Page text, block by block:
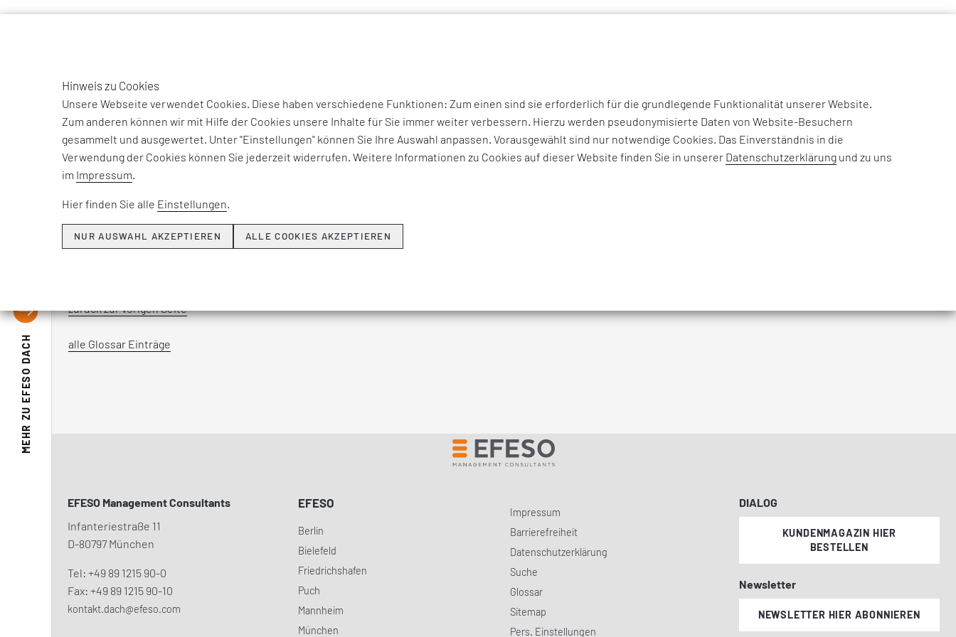
MEHR ZU
EFESO DACH
EFESO Management Consultants
BEGRIFFSERKLÄRUNG: ROUTER
Netzwerk-Gerät zur Identifikation des nächsten Punkts im Netzwerk, an den ein bestimmtes Datenpaket gesendet werden soll. Dabei verbindet er mindestens zwei Netzwerke
und bestimmt das Ziel des Datenpakets durch eine Statusprüfung der Netzwerke. Typische Anwendung ist der klassische WLAN-Router, der Endgeräte mit dem Internet
verbindet.
zurück zur vorigen Seite
alle Glossar Einträge
EFESO Management Consultants
Infanteriestraße 11
D-80797 München
Tel: +49 89 1215 90-0
Fax: +49 89 1215 90-10
kontakt.dach@efeso.com
EFESO
Berlin
Bielefeld
Friedrichshafen
Puch
Mannheim
München
Impressum
Barrierefreiheit
Datenschutzerklärung
Suche
Glossar
Sitemap
Pers. Einstellungen
DIALOG
KUNDENMAGAZIN HIER
BESTELLEN
Newsletter
NEWSLETTER HIER ABONNIEREN
Hinweis zu Cookies
Unsere Webseite verwendet Cookies. Diese haben verschiedene Funktionen: Zum einen sind sie erforderlich für die grundlegende Funktionalität unserer Website.
Zum anderen können wir mit Hilfe der Cookies unsere Inhalte für Sie immer weiter verbessern. Hierzu werden pseudonymisierte Daten von Website-Besuchern
gesammelt und ausgewertet. Unter "Einstellungen" können Sie Ihre Auswahl anpassen. Vorausgewählt sind nur notwendige Cookies. Das Einverständnis in die
Verwendung der Cookies können Sie jederzeit widerrufen. Weitere Informationen zu Cookies auf dieser Website finden Sie in unserer Datenschutzerklärung und zu uns
im Impressum.
Hier finden Sie alle Einstellungen.
NUR AUSWAHL AKZEPTIEREN ALLE COOKIES AKZEPTIEREN